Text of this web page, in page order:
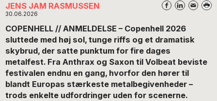
JENS JAM RASMUSSEN
30.06.2026
COPENHELL // ANMELDELSE – Copenhell 2026
sluttede med høj sol, tunge riffs og et dramatisk
skybrud, der satte punktum for fire dages
metalfest. Fra Anthrax og Saxon til Volbeat beviste
festivalen endnu en gang, hvorfor den hører til
blandt Europas stærkeste metalbegivenheder –
trods enkelte udfordringer uden for scenerne.